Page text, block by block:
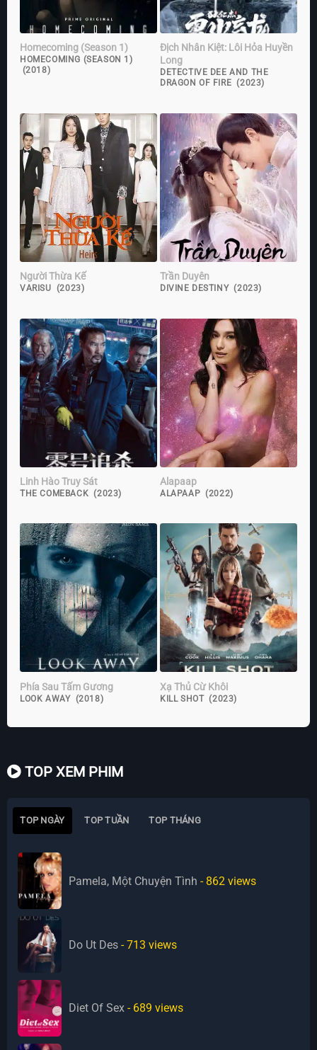
Homecoming (Season 1)
HOMECOMING (SEASON 1)
(2018)
Địch Nhân Kiệt: Lôi Hỏa Huyền
Long
DETECTIVE DEE AND THE
DRAGON OF FIRE (2023)
Người Thừa Kế
VARISU (2023)
Trần Duyên
DIVINE DESTINY (2023)
Linh Hào Truy Sát
THE COMEBACK (2023)
Alapaap
ALAPAAP (2022)
Phía Sau Tấm Gương
LOOK AWAY (2018)
Xạ Thủ Cừ Khôi
KILL SHOT (2023)
TOP XEM PHIM
TOP NGÀY TOP TUẦN TOP THÁNG
Pamela, Một Chuyện Tình - 862 views
Do Ut Des - 713 views
Diet Of Sex - 689 views